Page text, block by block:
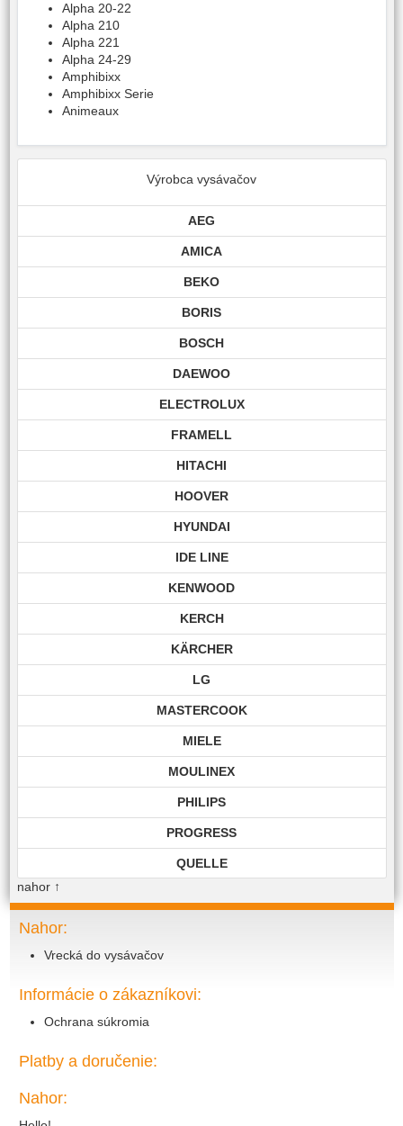
Alpha 20-22
Alpha 210
Alpha 221
Alpha 24-29
Amphibixx
Amphibixx Serie
Animeaux
Výrobca vysávačov
AEG
AMICA
BEKO
BORIS
BOSCH
DAEWOO
ELECTROLUX
FRAMELL
HITACHI
HOOVER
HYUNDAI
IDE LINE
KENWOOD
KERCH
KÄRCHER
LG
MASTERCOOK
MIELE
MOULINEX
PHILIPS
PROGRESS
QUELLE
SIEMENS
nahor↑
Nahor:
Vrecká do vysávačov
Informácie o zákazníkovi:
Ochrana súkromia
Platby a doručenie:
Nahor: